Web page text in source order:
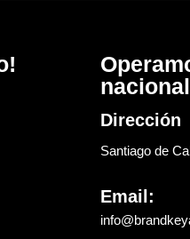
nacional
Dirección
Santiago de
Email: